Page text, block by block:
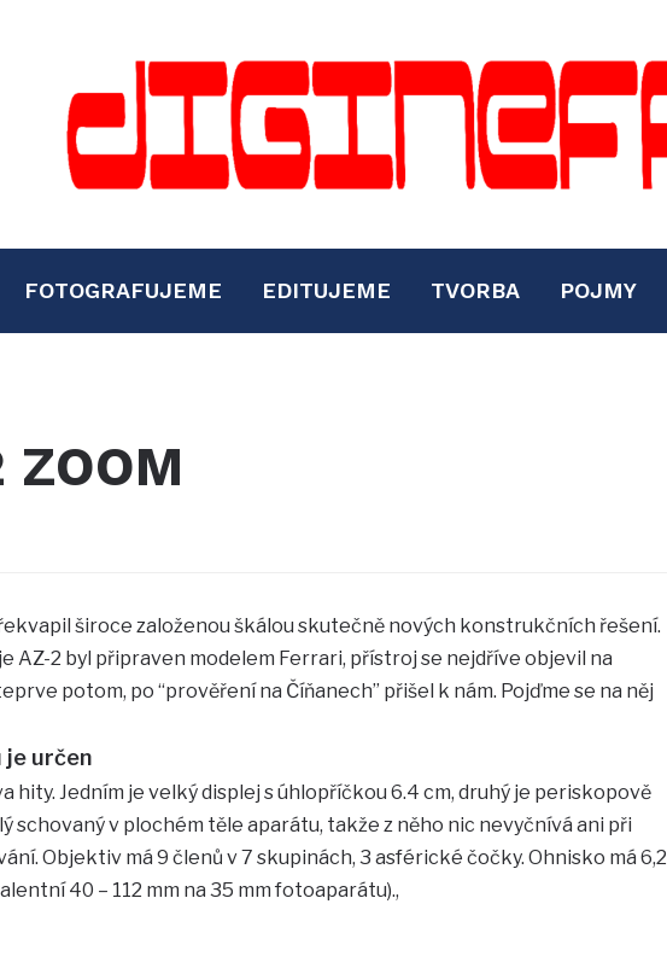
FOTOGRAFUJEME EDITUJEME TVORBA POJMY
široce založenou škálou skutečně nových konstrukčních řešení.
AZ-2 byl připraven modelem Ferrari, přístroj se nejdříve objevil na
potom, po “prověření na Číňanech” přišel k nám. Pojďme se na něj
je určen
hity. Jedním je velký displej s úhlopříčkou 6.4 cm, druhý je periskopově
schovaný v plochém těle aparátu, takže z něho nic nevyčnívá ani při
Objektiv má 9 členů v 7 skupinách, 3 asférické čočky. Ohnisko má 6,2
40 – 112 mm na 35 mm fotoaparátu).,